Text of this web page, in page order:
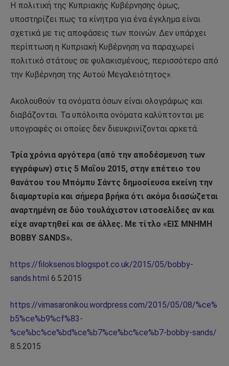
Η πολιτική της Κυπριακής Κυβέρνησης όμως,
υποστηρίζει πως τα κίνητρα για ένα έγκλημα είναι
σχετικά με τις αποφάσεις των ποινών. Δεν υπάρχει
περίπτωση η Κυπριακή Κυβέρνηση να παραχωρεί
πολιτικό στάτους σε φυλακισμένους, περισσότερο από
την Κυβέρνηση της Αυτού Μεγαλειότητος».
Ακολουθούν τα ονόματα όσων είναι ολογράφως και
διαβάζονται. Τα υπόλοιπα ονόματα καλύπτονται με
υπογραφές οι οποίες δεν διευκρινίζονται αρκετά.
Τρία χρόνια αργότερα (από την αποδέσμευση των
εγγράφων) στις 5 Μαΐου 2015, στην επέτειο του
θανάτου του Μπόμπυ Σάντς δημοσίευσα εκείνη την
διαμαρτυρία και σήμερα βρήκα ότι ακόμα διασώζεται
αναρτημένη σε δύο τουλάχιστον ιστοσελίδες αν και
είχε αναρτηθεί και σε άλλες. Με τίτλο «ΕΙΣ ΜΝΗΜΗ
BOBBY SANDS».
https://filoksenos.blogspot.co.uk/2015/05/bobby-
sands.html 6.5.2015
https://vimasaronikou.wordpress.com/2015/05/08/%ce%
b5%ce%b9%cf%83-
%ce%bc%ce%bd%ce%b7%ce%bc%ce%b7-bobby-sands/
8.5.2015